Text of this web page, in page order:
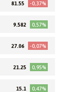
-0,37%
81.55
0,57%
9.582
-0,07%
27.06
0,95%
21.25
0,47%
15.1